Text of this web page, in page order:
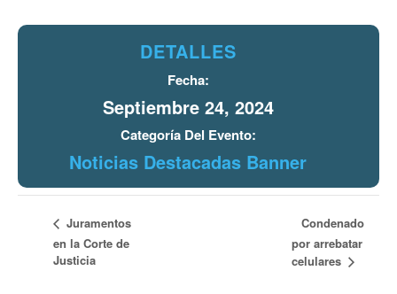
DETALLES
Fecha:
Septiembre 24, 2024
Categoría Del Evento:
Noticias Destacadas Banner
Juramentos
en la Corte de
Justicia
Condenado
por arrebatar
celulares